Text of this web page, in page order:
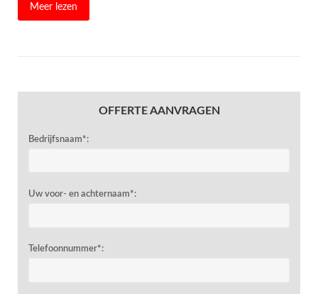
Meer lezen
OFFERTE AANVRAGEN
Bedrijfsnaam*:
Uw voor- en achternaam*:
Telefoonnummer*: